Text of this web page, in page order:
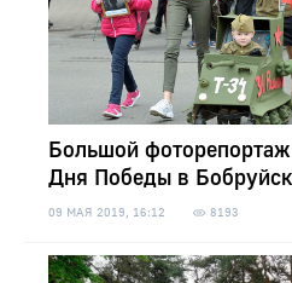
Большой
Дня Победы в
09 МАЯ 2019, 16:12 8193